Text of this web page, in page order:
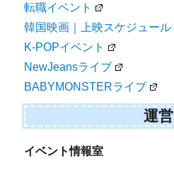
転職イベント
韓国映画｜上映スケジュール
K-POPイベント
NewJeansライブ
BABYMONSTERライブ
運営
イベント情報室